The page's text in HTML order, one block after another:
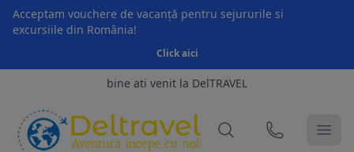
Acceptam vouchere de vacanță pentru sejururile si
excursiile din România!
Click aici
bine ati venit la DelTRAVEL